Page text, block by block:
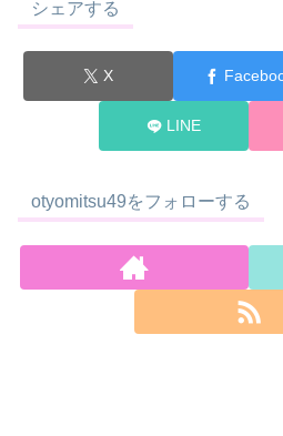
シェアする
X
LINE
otyomitsu49をフォローする